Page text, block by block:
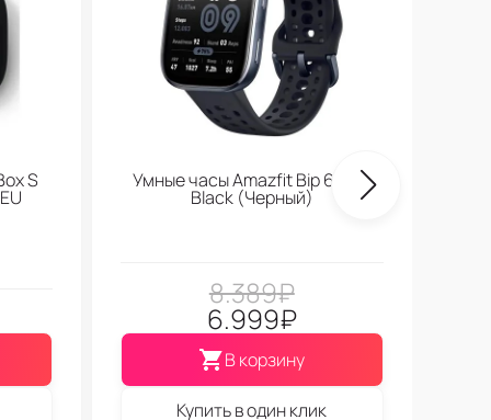
S Умные часы Amazfit Bip 6 Soft
Black (Черный)
8.389₽
6.999₽
В корзину
Купить в один клик